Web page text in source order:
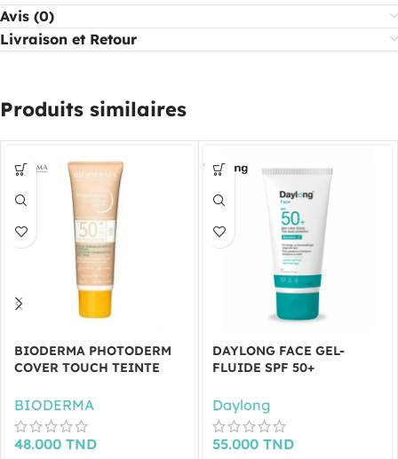
Avis (0)
Livraison et Retour
Produits similaires
BIODERMA PHOTODERM
COVER TOUCH TEINTE
BIODERMA
48.000 TND
DAYLONG FACE GEL-
FLUIDE SPF 50+
Daylong
55.000 TND